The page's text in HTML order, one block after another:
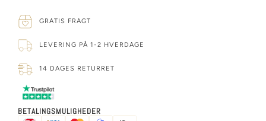
GRATIS FRAGT
LEVERING PÅ 1-2 HVERDAGE
14 DAGES RETURRET
BETALINGSMULIGHEDER